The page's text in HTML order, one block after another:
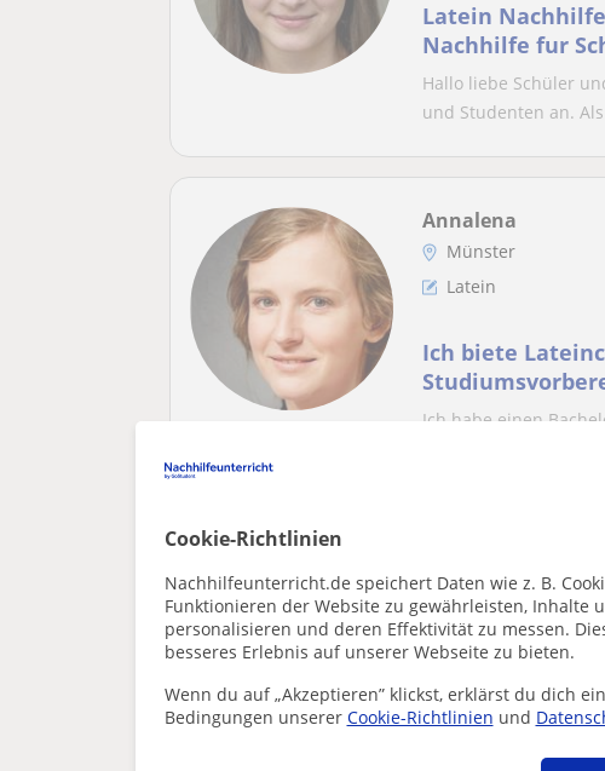
Cookie-Richtlinien
Nachhilfeunterricht.de speichert Daten wie z. B.
Funktionieren der Website zu gewährleisten, Inhalte
personalisieren und deren Effektivität zu messen.
besseres Erlebnis auf unserer Webseite zu bieten.
Wenn du auf „Akzeptieren” klickst, erklärst du dich
Bedingungen unserer Cookie-Richtlinien und
Latein
Nachhilfe fur
Hallo liebe Schüler
und Studenten an.
Annalena
Münster
Latein
Ich biete
fur die
Ich habe einen
Münster
Latein
Latein
Latein
Ich biete